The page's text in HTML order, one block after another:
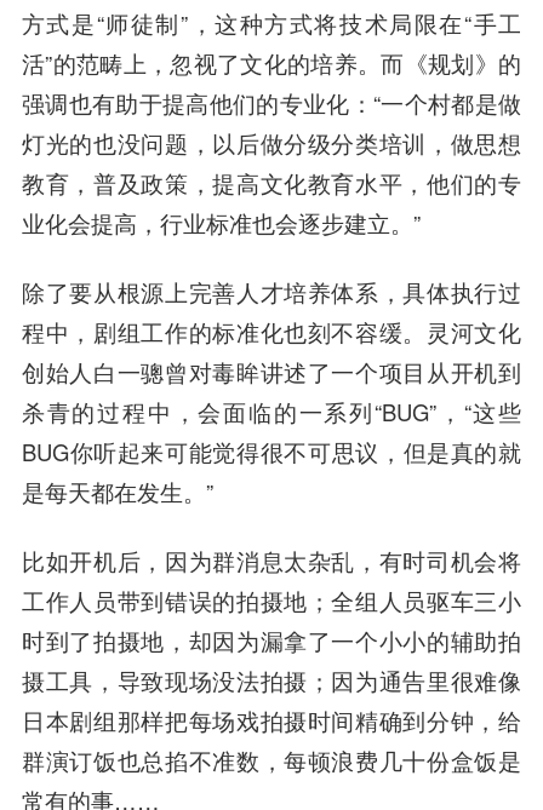
方式是“师徒制”，这种方式将技术局限在“手工
活”的范畴上，忽视了文化的培养。而《规划》的
强调也有助于提高他们的专业化：“一个村都是做
灯光的也没问题，以后做分级分类培训，做思想
教育，普及政策，提高文化教育水平，他们的专
业化会提高，行业标准也会逐步建立。”
除了要从根源上完善人才培养体系，具体执行过
程中，剧组工作的标准化也刻不容缓。灵河文化
创始人白一骢曾对毒眸讲述了一个项目从开机到
杀青的过程中，会面临的一系列“BUG”，“这些
BUG你听起来可能觉得很不可思议，但是真的就
是每天都在发生。”
比如开机后，因为群消息太杂乱，有时司机会将
工作人员带到错误的拍摄地；全组人员驱车三小
时到了拍摄地，却因为漏拿了一个小小的辅助拍
摄工具，导致现场没法拍摄；因为通告里很难像
日本剧组那样把每场戏拍摄时间精确到分钟，给
群演订饭也总掐不准数，每顿浪费几十份盒饭是
常有的事……